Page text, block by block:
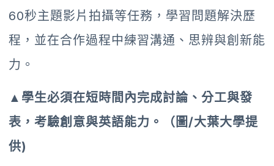
60秒主題影片拍攝等任務，學習問題解決歷
程，並在合作過程中練習溝通、思辨與創新能
力。
▲學生必須在短時間內完成討論、分工與發
表，考驗創意與英語能力。（圖/大葉大學提
供)